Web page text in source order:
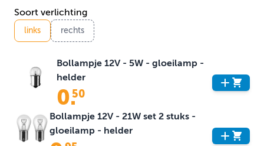
Soort verlichting
links rechts
Bollampje 12V - 5W - gloeilamp -
helder
0.
50
Bollampje 12V - 21W set 2 stuks -
gloeilamp - helder